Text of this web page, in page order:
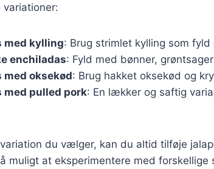
med kylling: Brug strimlet kylling som
enchiladas: Fyld med bønner,
med oksekød: Brug hakket oksekød og
med pulled pork: En lækker og saftig
du vælger, kan du altid tilføje
muligt at eksperimentere med forskellige